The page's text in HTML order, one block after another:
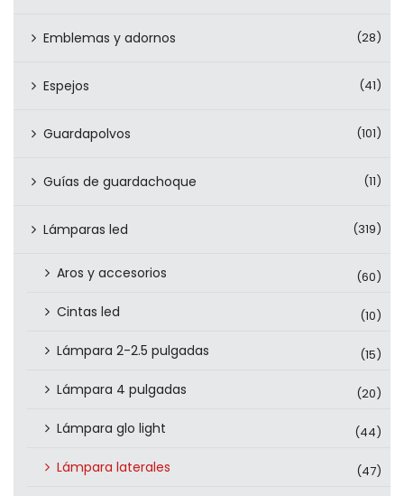
Emblemas y adornos (28)
Espejos (41)
Guardapolvos (101)
Guías de guardachoque (11)
Lámparas led (319)
Aros y accesorios (60)
Cintas led (10)
Lámpara 2-2.5 pulgadas (15)
Lámpara 4 pulgadas (20)
Lámpara glo light (44)
Lámpara laterales (47)